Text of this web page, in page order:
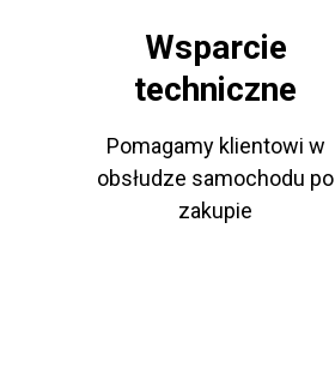
Wsparcie
techniczne
Pomagamy klientowi w
obsłudze samochodu po
zakupie